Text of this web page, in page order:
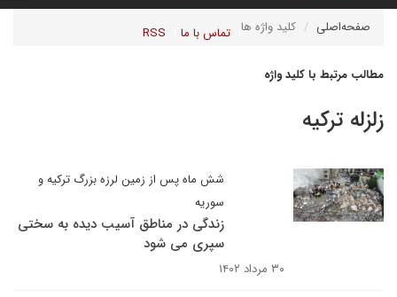
تماس با ما RSS صفحه‌اصلی کلید واژه ها
مطالب مرتبط با کلید واژه
زلزله ترکیه
شش ماه پس از زمین لرزه بزرگ ترکیه و
سوریه
زندگی در مناطق آسیب دیده به سختی
سپری می شود
۳۰ مرداد ۱۴۰۲